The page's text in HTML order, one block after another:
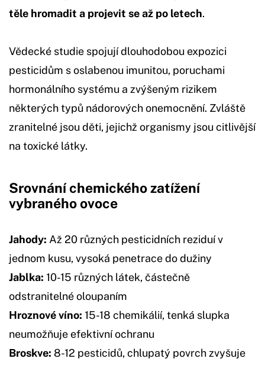
těle hromadit a projevit se až po letech.
Vědecké studie spojují dlouhodobou expozici
pesticidům s oslabenou imunitou, poruchami
hormonálního systému a zvýšeným rizikem
některých typů nádorových onemocnění. Zvláště
zranitelné jsou děti, jejichž organismy jsou citlivější
na toxické látky.
Srovnání chemického zatížení
vybraného ovoce
Jahody: Až 20 různých pesticidních reziduí v
jednom kusu, vysoká penetrace do dužiny
Jablka: 10-15 různých látek, částečně
odstranitelné oloupaním
Hroznové víno: 15-18 chemikálií, tenká slupka
neumožňuje efektivní ochranu
Broskve: 8-12 pesticidů, chlupatý povrch zvyšuje